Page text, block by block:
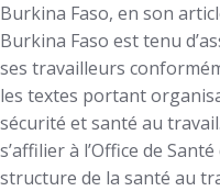
Burkina Faso, en son
Burkina Faso est tenu
ses travailleurs
les textes portant
sécurité et santé au
s’affilier à l’Office de
structure de la santé au